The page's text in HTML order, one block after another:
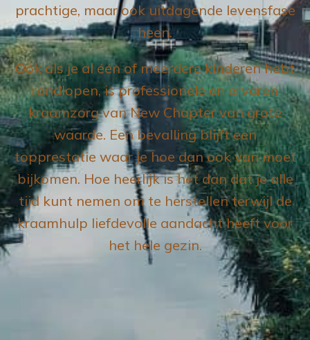
prachtige, maar ook uitdagende levensfase
heen.
Ook als je al één of meerdere kinderen hebt
rondlopen, is professionele en ervaren
kraamzorg van New Chapter van grote
waarde. Een bevalling blijft een
topprestatie waar je hoe dan ook van moet
bijkomen. Hoe heerlijk is het dan dat je alle
tijd kunt nemen om te herstellen terwijl de
kraamhulp liefdevolle aandacht heeft voor
het hele gezin.